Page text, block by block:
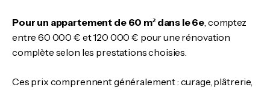
Pour un appartement de 60 m² dans le 6e, comptez
entre 60 000 € et 120 000 € pour une rénovation
complète selon les prestations choisies.
Ces prix comprennent généralement : curage, plâtrerie,